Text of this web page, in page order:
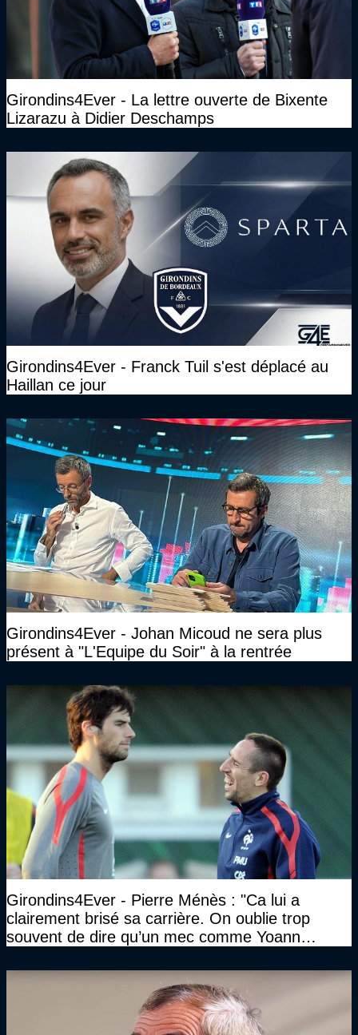
Girondins4Ever - La lettre ouverte de Bixente
Lizarazu à Didier Deschamps
Girondins4Ever - Franck Tuil s'est déplacé au
Haillan ce jour
Girondins4Ever - Johan Micoud ne sera plus
présent à "L'Equipe du Soir" à la rentrée
Girondins4Ever - Pierre Ménès : "Ca lui a
clairement brisé sa carrière. On oublie trop
souvent de dire qu’un mec comme Yoann